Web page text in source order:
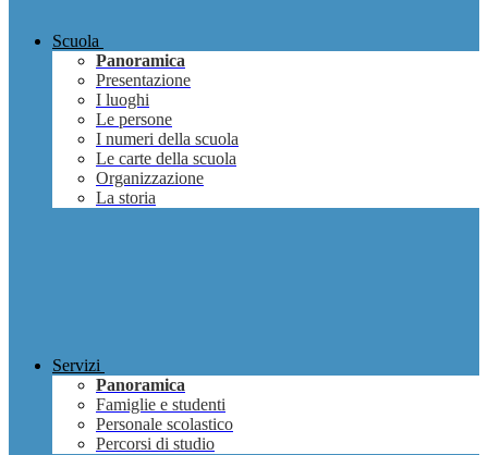
Scuola
Panoramica
Presentazione
I luoghi
Le persone
I numeri della scuola
Le carte della scuola
Organizzazione
La storia
Servizi
Panoramica
Famiglie e studenti
Personale scolastico
Percorsi di studio